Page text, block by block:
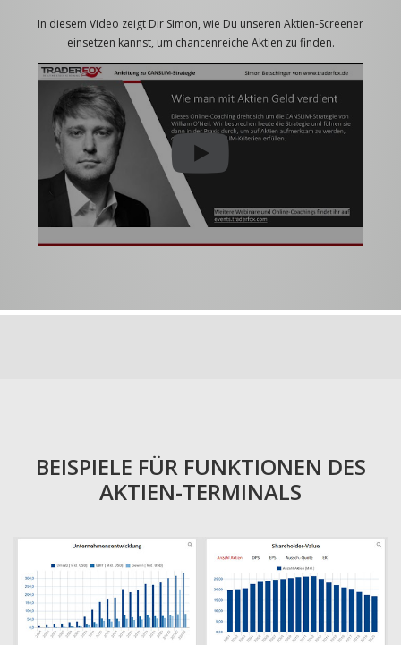
In diesem Video zeigt Dir Simon, wie Du unseren Aktien-Screener
einsetzen kannst, um chancenreiche Aktien zu finden.
BEISPIELE FÜR FUNKTIONEN DES
AKTIEN-TERMINALS